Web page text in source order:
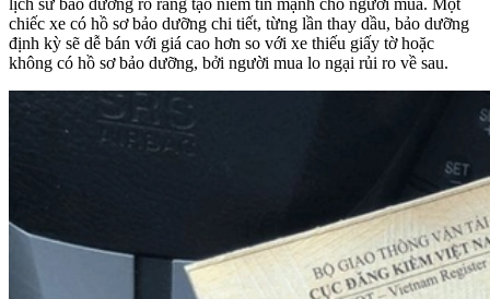
chiếc xe có hồ sơ bảo dưỡng chi tiết, từng lần thay dầu, bảo dưỡng
định kỳ sẽ dễ bán với giá cao hơn so với xe thiếu giấy tờ hoặc
không có hồ sơ bảo dưỡng, bởi người mua lo ngại rủi ro về sau.